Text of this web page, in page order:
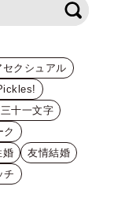
セクシュアル
十一文字
ク
婚
友情結婚
チ